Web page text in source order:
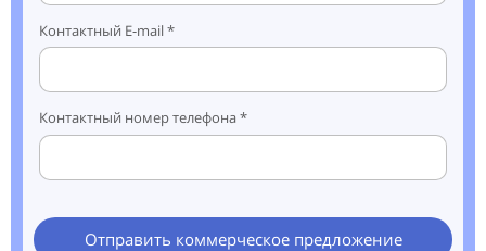
Контактный E-mail *
Контактный номер телефона *
Отправить коммерческое предложение